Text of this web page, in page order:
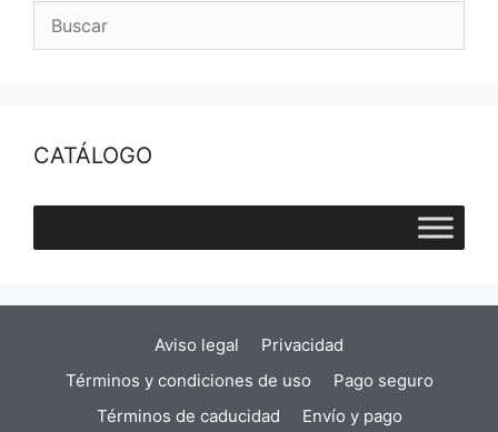
CATÁLOGO
Aviso legal
Privacidad
Términos y condiciones de uso
Pago seguro
Términos de caducidad
Envío y pago